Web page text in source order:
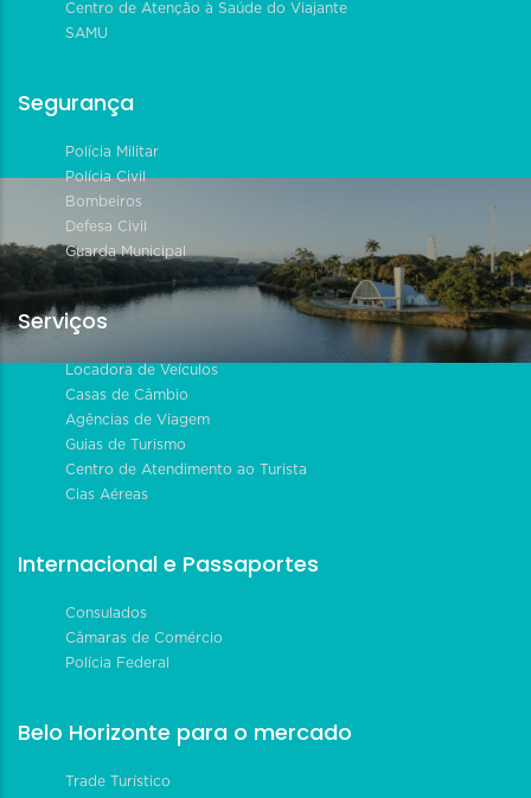
Centro de Atenção à Saúde do Viajante
SAMU
Segurança
Polícia Militar
Polícia Civil
Bombeiros
Defesa Civil
Guarda Municipal
Serviços
Locadora de Veículos
Casas de Câmbio
Agências de Viagem
Guias de Turismo
Centro de Atendimento ao Turista
Cias Aéreas
Internacional e Passaportes
Consulados
Câmaras de Comércio
Polícia Federal
Belo Horizonte para o mercado
Trade Turístico